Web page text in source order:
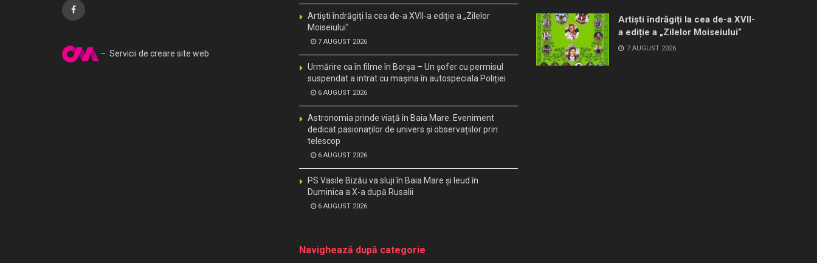
– Servicii de creare site web
Artiști îndrăgiți la cea de-a XVII-a ediție a „Zilelor
Moiseiului”
7 AUGUST 2026
Urmărire ca în filme în Borșa – Un șofer cu permisul
suspendat a intrat cu mașina în autospeciala Poliției
6 AUGUST 2026
Astronomia prinde viață în Baia Mare. Eveniment
dedicat pasionaților de univers și observațiilor prin
telescop
6 AUGUST 2026
PS Vasile Bizău va sluji în Baia Mare și Ieud în
Duminica a X-a după Rusalii
6 AUGUST 2026
Navighează după categorie
Artiști îndrăgiți la cea de-a XVII-
a ediție a „Zilelor Moiseiului”
7 AUGUST 2026